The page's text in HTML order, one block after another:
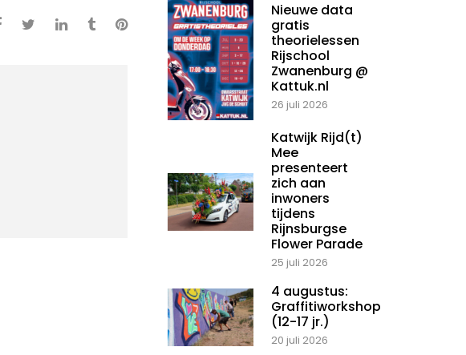
Nieuwe data
gratis
theorielessen
Rijschool
Zwanenburg @
Kattuk.nl
26 juli 2026
Katwijk Rijd(t)
Mee
presenteert
zich aan
inwoners
tijdens
Rijnsburgse
Flower Parade
25 juli 2026
4 augustus:
Graffitiworkshop
(12-17 jr.)
20 juli 2026